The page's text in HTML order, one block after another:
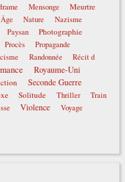
Mensonge
Meurtre
Nature
Nazisme
Paysan
Photographie
Procès
Propagande
Randonnée
Récit d
Royaume-Uni
Seconde Guerre
Solitude Thriller Train
Violence Voyage